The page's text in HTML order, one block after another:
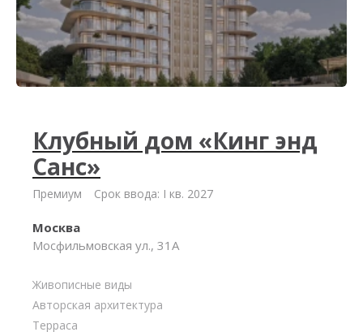
Клубный дом «Кинг энд
Санс»
Премиум Срок ввода: I кв. 2027
Москва
Мосфильмовская ул., 31А
Живописные виды
Авторская архитектура
Терраса